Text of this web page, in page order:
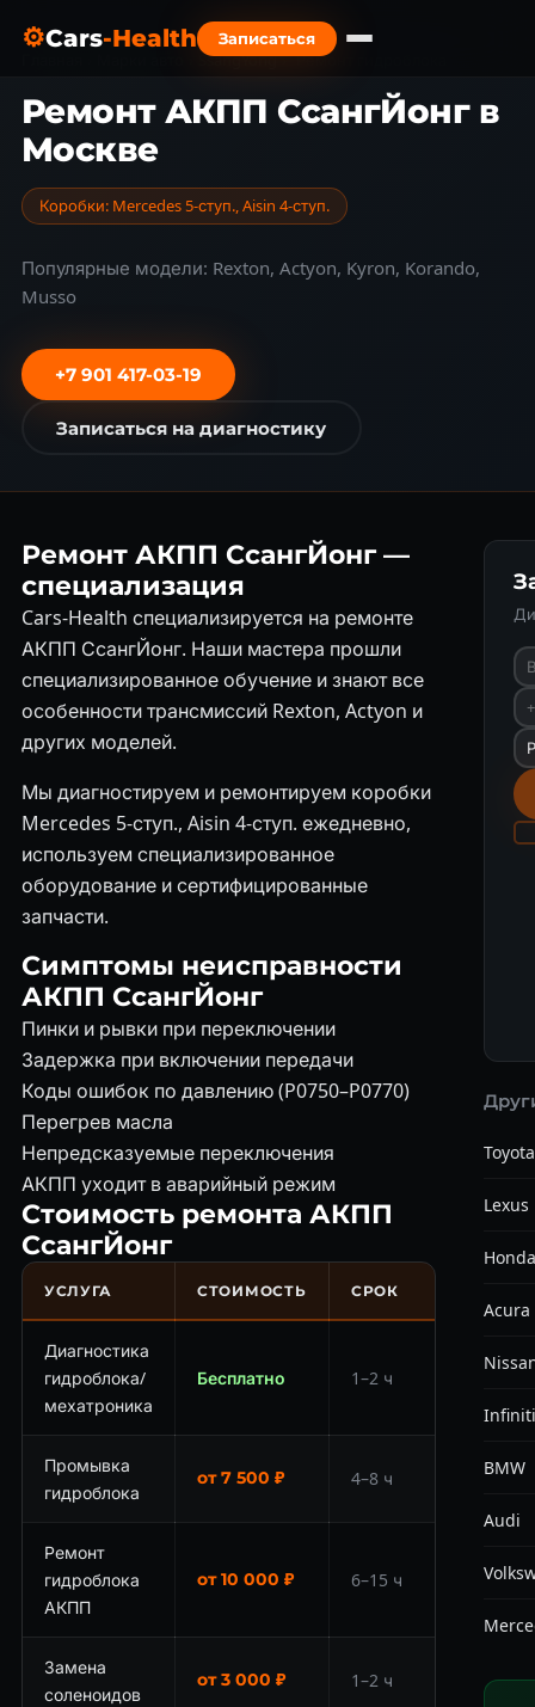
⚙Cars-Health Записаться
SsangYong › Ремонт гидроблока
Ремонт АКПП СсангЙонг в
Москве
Коробки: Mercedes 5-ступ., Aisin 4-ступ.
Популярные модели: Rexton, Actyon, Kyron, Korando,
Musso
+7 901 417-03-19
Записаться на диагностику
Ремонт АКПП СсангЙонг —
специализация
Cars-Health специализируется на ремонте
АКПП СсангЙонг. Наши мастера прошли
специализированное обучение и знают все
особенности трансмиссий Rexton, Actyon и
других моделей.
Мы диагностируем и ремонтируем коробки
Mercedes 5-ступ., Aisin 4-ступ. ежедневно,
используем специализированное
оборудование и сертифицированные
запчасти.
Симптомы неисправности
АКПП СсангЙонг
Пинки и рывки при переключении
Задержка при включении передачи
Коды ошибок по давлению (P0750–P0770)
Перегрев масла
Непредсказуемые переключения
АКПП уходит в аварийный режим
Стоимость ремонта АКПП
СсангЙонг
УСЛУГА СТОИМОСТЬ СРОК
Диагностика
гидроблока/
мехатроника
Бесплатно 1–2 ч
Промывка
гидроблока
от 7 500 ₽ 4–8 ч
Ремонт
гидроблока
АКПП
от 10 000 ₽ 6–15 ч
Замена
соленоидов
от 3 000 ₽ 1–2 ч
Toyota
Lexus
Honda
Acura
Infiniti
BMW
Audi